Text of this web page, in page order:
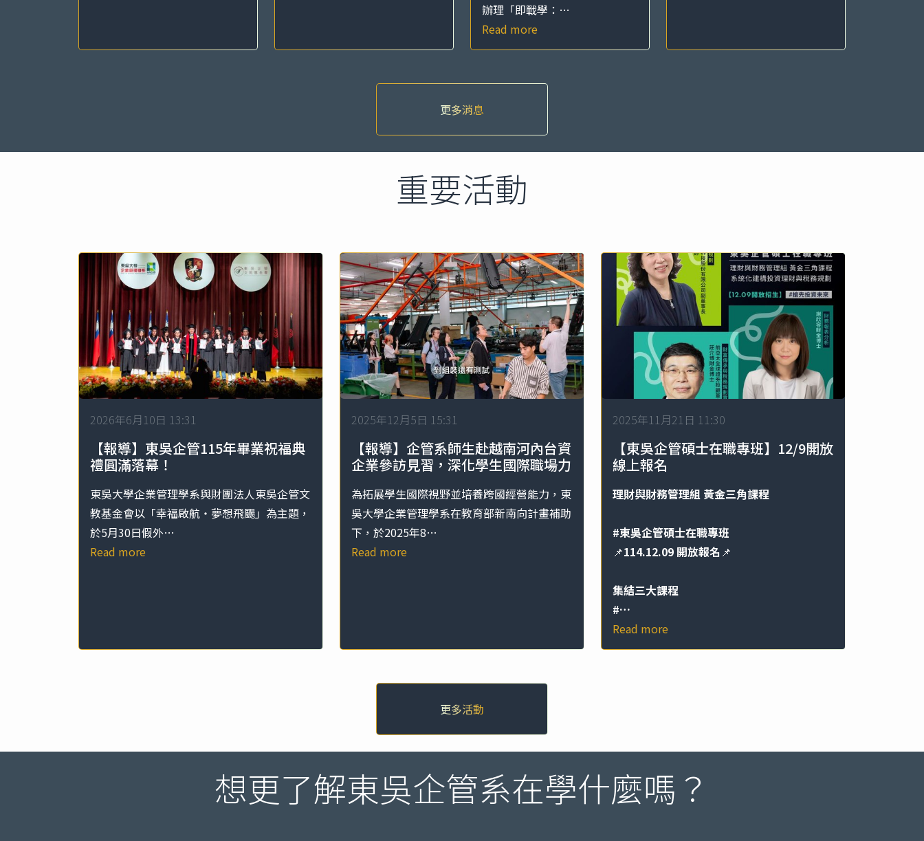
辦理「即戰學：…
Read more
重要活動
2026年6月10日 13:31
【報導】東吳企管115年畢業祝福典
禮圓滿落幕！
東吳大學企業管理學系與財團法人東吳企管文
教基金會以「幸福啟航・夢想飛颺」為主題，
於5月30日假外…
Read more
2025年12月5日 15:31
【報導】企管系師生赴越南河內台資
企業參訪見習，深化學生國際職場力
為拓展學生國際視野並培養跨國經營能力，東
吳大學企業管理學系在教育部新南向計畫補助
下，於2025年8…
Read more
2025年11月21日 11:30
【東吳企管碩士在職專班】12/9開放
線上報名
理財與財務管理組 黃金三角課程
#東吳企管碩士在職專班
📌114.12.09 開放報名 📌
集結三大課程
#…
Read more
想更了解東吳企管系在學什麼嗎？